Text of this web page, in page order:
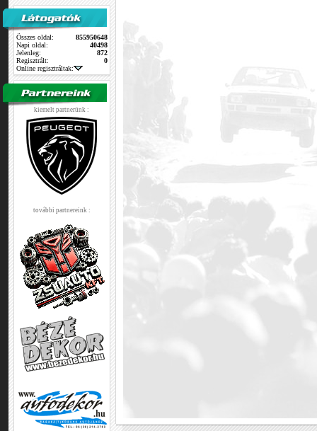
Összes oldal:
855950648
Napi oldal:
40498
Jelenleg:
872
Regisztrált:
0
Online regisztráltak:
kiemelt partnerünk :
további partnereink :